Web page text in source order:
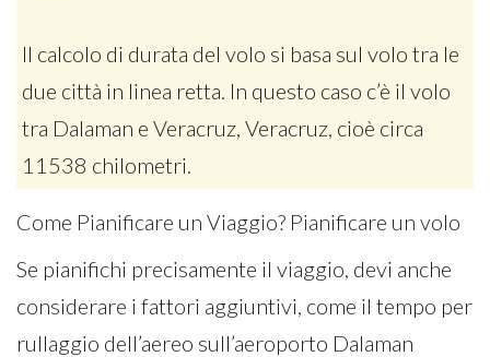
Il calcolo di durata del volo si basa sul volo tra le
due città in linea retta. In questo caso c’è il volo
tra Dalaman e Veracruz, Veracruz, cioè circa
11538 chilometri.
Come Pianificare un Viaggio? Pianificare un volo
Se pianifichi precisamente il viaggio, devi anche
considerare i fattori aggiuntivi, come il tempo per
rullaggio dell’aereo sull’aeroporto Dalaman